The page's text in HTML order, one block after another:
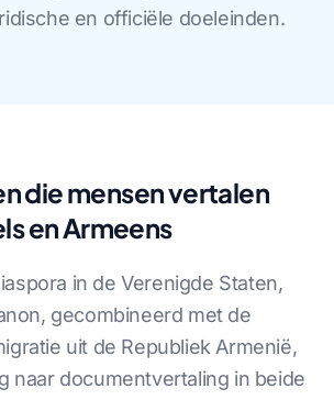
en officiële doeleinden.
die mensen vertalen
en Armeens
in de Verenigde Staten,
gecombineerd met de
uit de Republiek Armenië,
naar documentvertaling in beide